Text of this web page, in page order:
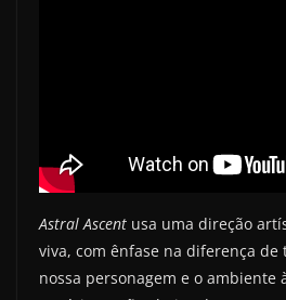
Astral Ascent usa uma direção
viva, com ênfase na diferença de
nossa personagem e o ambiente